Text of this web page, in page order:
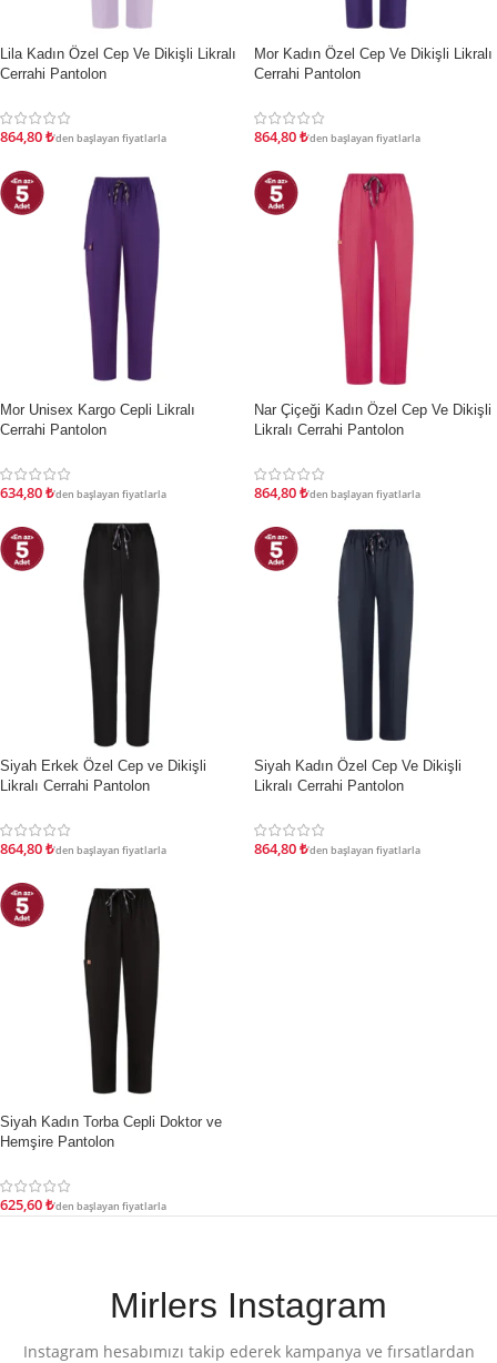
İNDIRIM
Lila Kadın Özel Cep Ve Dikişli Likralı
Cerrahi Pantolon
864,80₺'den başlayan fiyatlarla
İNDIRIM
Mor Kadın Özel Cep Ve Dikişli Likralı
Cerrahi Pantolon
864,80₺'den başlayan fiyatlarla
İNDIRIM
Mor Unisex Kargo Cepli Likralı
Cerrahi Pantolon
634,80₺'den başlayan fiyatlarla
İNDIRIM
Nar Çiçeği Kadın Özel Cep Ve Dikişli
Likralı Cerrahi Pantolon
864,80₺'den başlayan fiyatlarla
İNDIRIM
Siyah Erkek Özel Cep ve Dikişli
Likralı Cerrahi Pantolon
864,80₺'den başlayan fiyatlarla
İNDIRIM
Siyah Kadın Özel Cep Ve Dikişli
Likralı Cerrahi Pantolon
864,80₺'den başlayan fiyatlarla
İNDIRIM
Siyah Kadın Torba Cepli Doktor ve
Hemşire Pantolon
625,60₺'den başlayan fiyatlarla
Mirlers Instagram
Instagram hesabımızı takip ederek kampanya ve fırsatlardan